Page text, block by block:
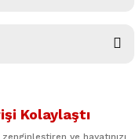
Kolaylaştı
ve hayatınızı